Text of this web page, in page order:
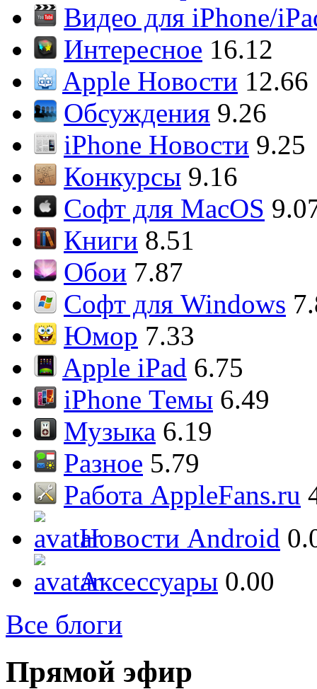
Видео для iPhone/
Интересное 16.12
Apple Новости 12.66
Обсуждения 9.26
iPhone Новости 9.25
Конкурсы 9.16
Софт для MacOS
Книги 8.51
Обои 7.87
Софт для Windows
Юмор 7.33
Apple iPad 6.75
iPhone Темы 6.49
Музыка 6.19
Разное 5.79
Работа AppleFans.ru
Новости Android
Аксессуары 0.00
Все блоги
Прямой эфир